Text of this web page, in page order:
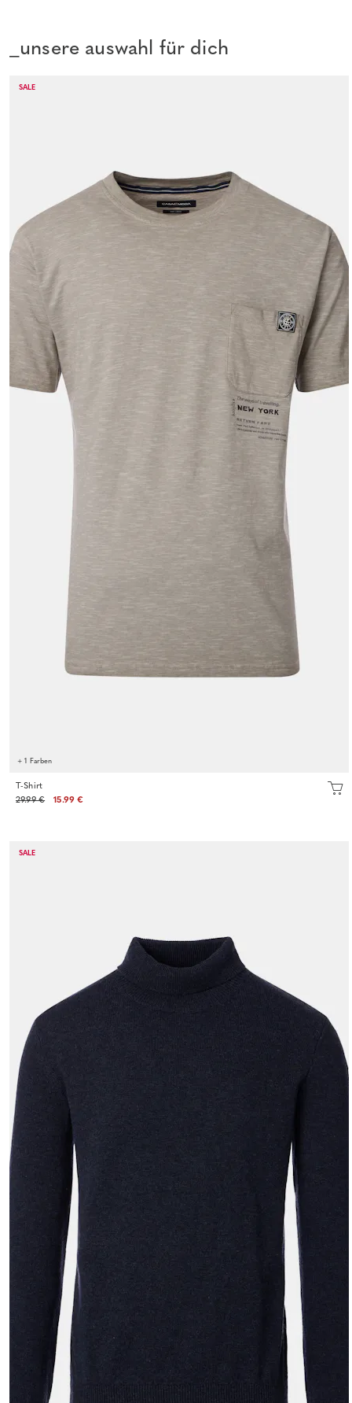
_unsere auswahl für dich
SALE
+ 1 Farben
T-Shirt
29.99 €
15.99 €
SALE